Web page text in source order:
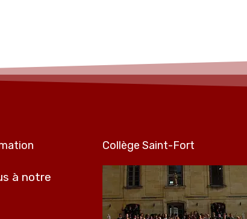
à notre
Collège Saint-Fort